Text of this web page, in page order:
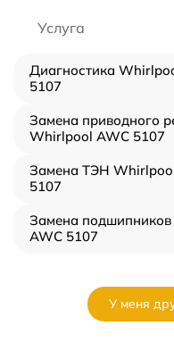
Услуга
Диагностика
5107
Замена приводного
Whirlpool AWC 5107
Замена ТЭН
5107
Замена
AWC 5107
У меня